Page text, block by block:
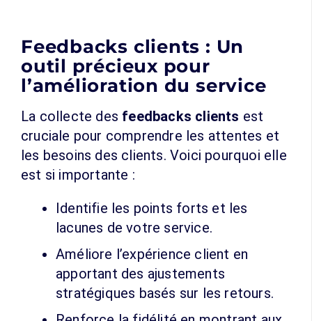
Feedbacks clients : Un
outil précieux pour
l’amélioration du service
La collecte des feedbacks clients est
cruciale pour comprendre les attentes et
les besoins des clients. Voici pourquoi elle
est si importante :
Identifie les points forts et les
lacunes de votre service.
Améliore l’expérience client en
apportant des ajustements
stratégiques basés sur les retours.